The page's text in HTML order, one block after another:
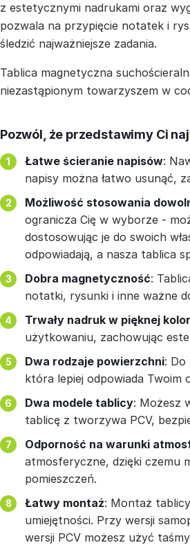
z estetycznymi nadrukami oraz
pozwala na przypięcie notatek i
śledzić najważniejsze zadania.
Tablica magnetyczna
niezastąpionym towarzyszem w
Pozwól, że przedstawimy Ci
Łatwe ścieranie napisów:
napisy można łatwo usunąć,
Możliwość stosowania
ogranicza Cię w wyborze -
dostosowując je do swoich
odpowiadają, a nasza tablica
Dobra magnetyczność:
notatki, rysunki i inne ważne
Trwały nadruk w pięknej
użytkowaniu, zachowując
Dwa rodzaje powierzchni: Do
która lepiej odpowiada Twoim
Dwa modele tablicy: Możesz
tablicę z tworzywa PCV,
Odporność na warunki
atmosferyczne, dzięki czemu
pomieszczeń.
Łatwy montaż: Montaż
umiejętności. Przy wersji
wersji PCV możesz użyć